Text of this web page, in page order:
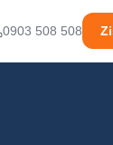
0903 508 508